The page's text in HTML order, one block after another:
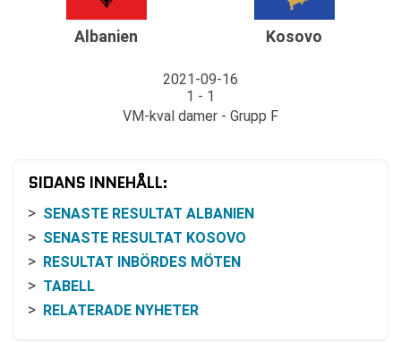
Albanien
2021-09-16
1 - 1
VM-kval damer - Grupp F
Kosovo
SIDANS INNEHÅLL:
SENASTE RESULTAT ALBANIEN
SENASTE RESULTAT KOSOVO
RESULTAT INBÖRDES MÖTEN
TABELL
RELATERADE NYHETER